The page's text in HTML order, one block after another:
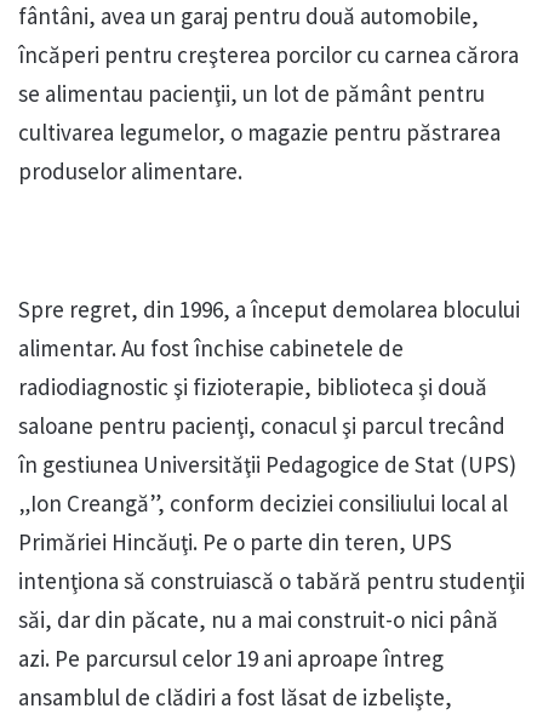
fântâni, avea un garaj pentru două automobile,
încăperi pentru creşterea porcilor cu carnea cărora
se alimentau pacienţii, un lot de pământ pentru
cultivarea legumelor, o magazie pentru păstrarea
produselor alimentare.
Spre regret, din 1996, a început demolarea blocului
alimentar. Au fost închise cabinetele de
radiodiagnostic şi fizioterapie, biblioteca şi două
saloane pentru pacienţi, conacul şi parcul trecând
în gestiunea Universităţii Pedagogice de Stat (UPS)
„Ion Creangă”, conform deciziei consiliului local al
Primăriei Hincăuţi. Pe o parte din teren, UPS
intenţiona să construiască o tabără pentru studenţii
săi, dar din păcate, nu a mai construit-o nici până
azi. Pe parcursul celor 19 ani aproape întreg
ansamblul de clădiri a fost lăsat de izbelişte,